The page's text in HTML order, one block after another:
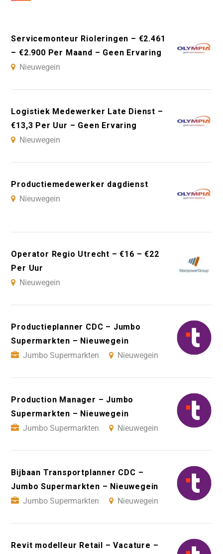
Servicemonteur Rioleringen – €2.461
– €2.900 Per Maand – Geen Ervaring
Nieuwegein
Logistiek Medewerker Late Dienst –
€13,3 Per Uur – Geen Ervaring
Nieuwegein
Productiemedewerker dagdienst
Nieuwegein
Operator Regio Utrecht – €16 – €22
Per Uur
Nieuwegein
Productieplanner CDC – Jumbo
Supermarkten – Nieuwegein
Jumbo Supermarkten
Nieuwegein
Production Manager – Jumbo
Supermarkten – Nieuwegein
Jumbo Supermarkten
Nieuwegein
Bijbaan Transportplanner CDC –
Jumbo Supermarkten – Nieuwegein
Jumbo Supermarkten
Nieuwegein
Revit modelleur Retail – Vacature –